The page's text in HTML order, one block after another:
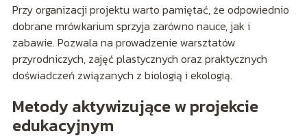
Przy organizacji projektu warto pamiętać, że odpowiednio
dobrane mrówkarium sprzyja zarówno nauce, jak i
zabawie. Pozwala na prowadzenie warsztatów
przyrodniczych, zajęć plastycznych oraz praktycznych
doświadczeń związanych z biologią i ekologią.
Metody aktywizujące w projekcie
edukacyjnym